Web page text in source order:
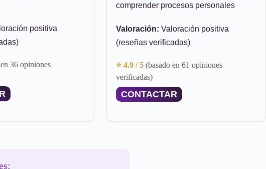
positiva
36 opiniones
comprender procesos personales
Valoración: Valoración positiva
(reseñas verificadas)
⭐ 4.9 / 5 (basado en 61 opiniones
verificadas)
CONTACTAR